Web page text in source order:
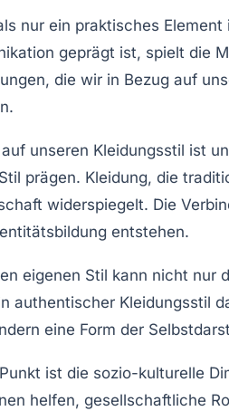
nur ein praktisches
geprägt ist, spielt die
die wir in Bezug auf
.
auf unseren Kleidungsstil ist
prägen. Kleidung, die
widerspiegelt. Die
entstehen.
eigenen Stil kann nicht nur
authentischer Kleidungsstil
eine Form der
ist die sozio-kulturelle
helfen, gesellschaftliche